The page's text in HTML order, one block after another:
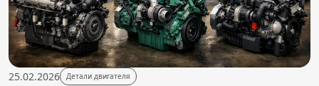
25.02.2026 Детали двигателя